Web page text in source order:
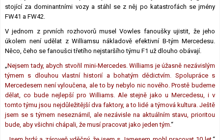
stojící za dominantními vozy a stáhl se z něj po katastrofách se jmény
FW41 a FW42.
V jednom z prvních rozhovorů musel Vowles fanoušky ujistit, že jeho
úkolem není udělat z Williamsu nákladově efektivní B-tým Mercedesu.
Něco, čeho se fanoušci třetího nejstaršího týmu F1 už dlouho obávají.
„Nejsem tady, abych stvořil mini-Mercedes. Williams je úžasně nezávislým
týmem s dlouhou vlastní historií a bohatým dědictvím. Spolupráce s
Mercedesem není vyloučena, ale to by nebylo nic nového. Prostě budeme
dělat, co bude nejlepší pro Williams. Ale stejně jako u Mercedesu, i v
tomto týmu jsou nejdůležitější dva faktory, a to lidé a týmová kultura. Ještě
jsem se s týmem neseznámil, ale nezávisle na aktuálním stavu, prioritou
bude, aby všichni chápali, že musí pracovat jako jeden tým.“